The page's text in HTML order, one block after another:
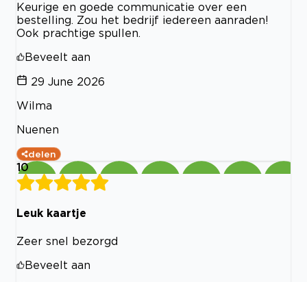
Keurige en goede communicatie over een
bestelling. Zou het bedrijf iedereen aanraden!
Ook prachtige spullen.
Beveelt aan
29 June 2026
Wilma
Nuenen
delen
10
Leuk kaartje
Zeer snel bezorgd
Beveelt aan